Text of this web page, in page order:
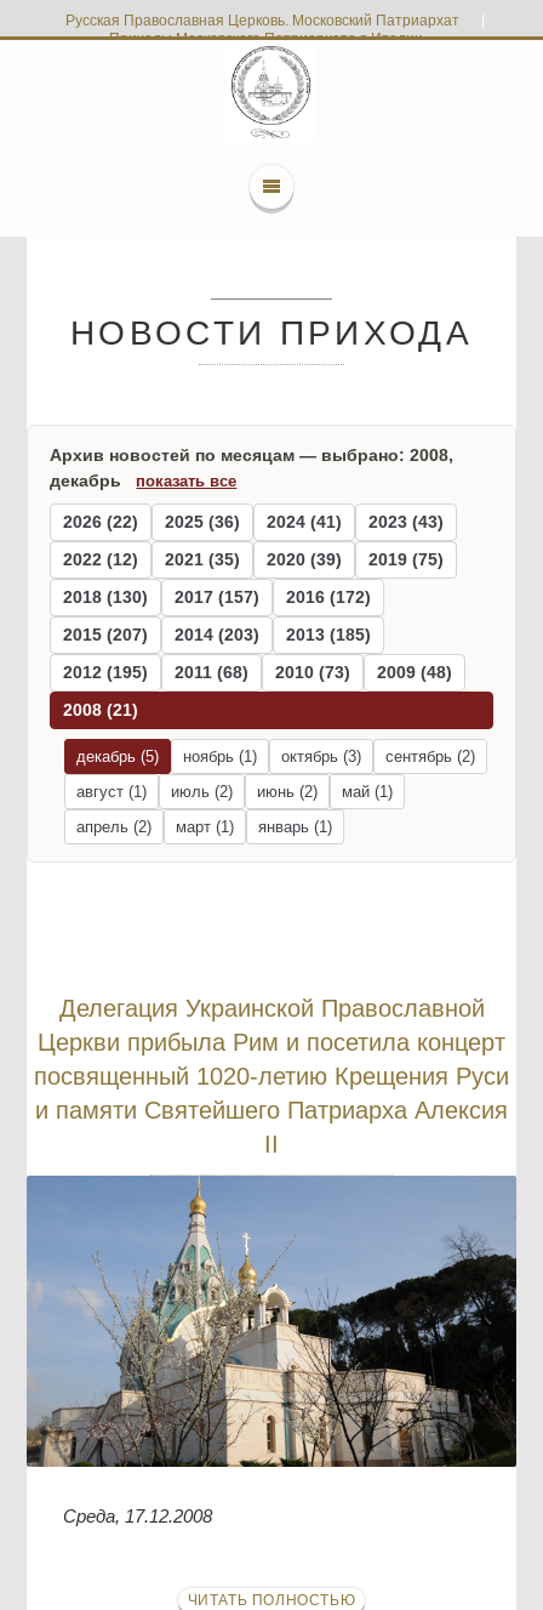
Русская Православная Церковь. Московский Патриархат
Приходы Московского Патриархата в Италии
НОВОСТИ ПРИХОДА
Архив новостей по месяцам — выбрано: 2008,
декабрь
показать все
2026 (22) 2025 (36) 2024 (41)
2023 (43)
2022 (12)
2021 (35) 2020 (39)
2019 (75)
2018 (130)
2017 (157)
2016 (172)
2015 (207)
2014 (203)
2013 (185)
2012 (195)
2011 (68) 2010 (73)
2009 (48)
2008 (21)
декабрь (5) ноябрь (1) октябрь (3)
сентябрь (2)
август (1)
июль (2) июнь (2)
май (1)
апрель (2)
март (1) январь (1)
Делегация Украинской Православной
Церкви прибыла Рим и посетила концерт
посвященный 1020-летию Крещения Руси
и памяти Святейшего Патриарха Алексия
ІІ
Среда, 17.12.2008
ЧИТАТЬ ПОЛНОСТЬЮ